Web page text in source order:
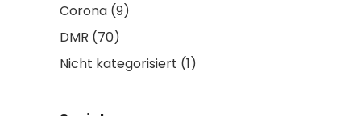
Corona (9)
DMR (70)
Nicht kategorisiert (1)